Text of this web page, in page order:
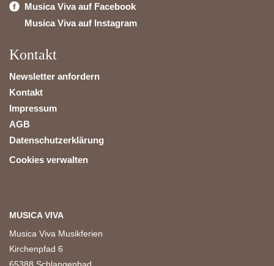
Musica Viva auf Facebook
Musica Viva auf Instagram
Kontakt
Newsletter anfordern
Kontakt
Impressum
AGB
Datenschutzerklärung
Cookies verwalten
MUSICA VIVA
Musica Viva Musikferien
Kirchenpfad 6